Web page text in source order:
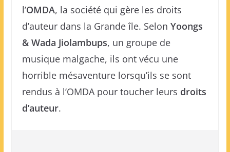
l’OMDA, la société qui gère les droits
d’auteur dans la Grande île. Selon Yoongs
& Wada Jiolambups, un groupe de
musique malgache, ils ont vécu une
horrible mésaventure lorsqu’ils se sont
rendus à l’OMDA pour toucher leurs droits
d’auteur.